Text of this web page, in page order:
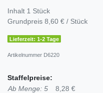
Inhalt 1 Stück
Grundpreis 8,60 € / Stück
Lieferzeit: 1-2 Tage
Artikelnummer D6220
Staffelpreise:
Ab Menge: 5
8,28 €